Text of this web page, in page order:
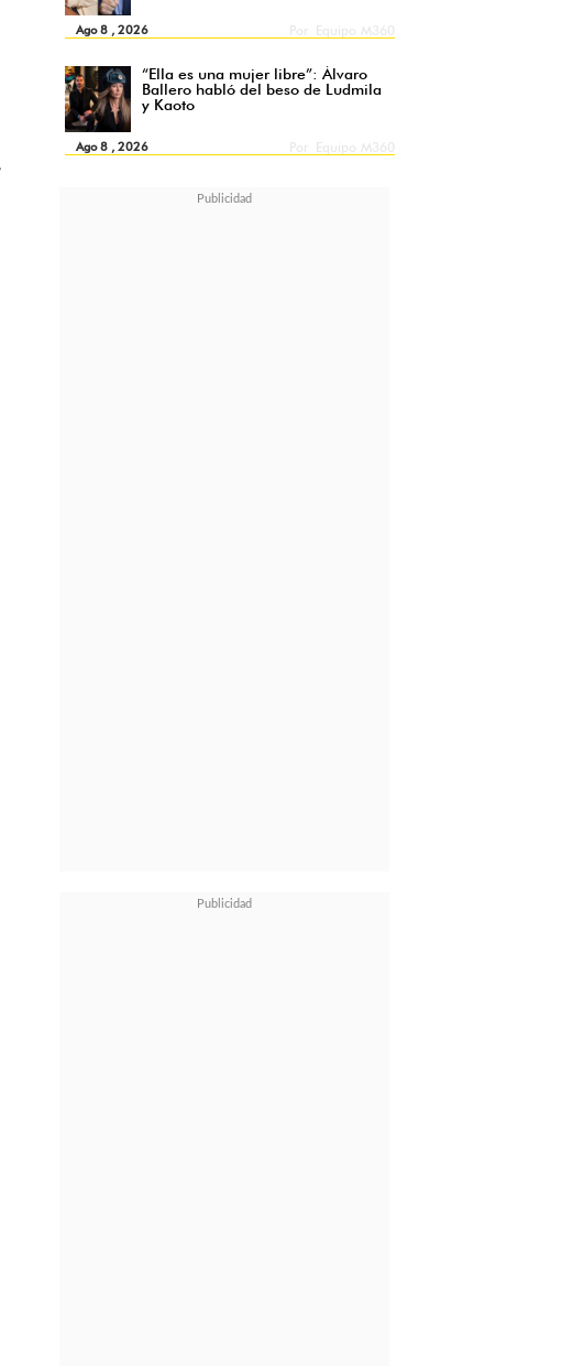
Ago 8 , 2026
“Ella es una mujer libre”: Álvaro
Ballero habló del beso de Ludmila
y Kaoto
Ago 8 , 2026